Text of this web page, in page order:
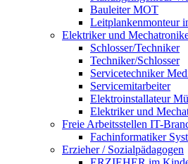
Bauleiter MOT
Leitplankenmonteur
Elektriker und
Schlosser/Techniker
Techniker/Schlosser
Servicetechniker
Servicemitarbeiter
Elektroinstallateur
Elektriker und
Freie Arbeitsstellen IT-
Fachinformatiker
Erzieher / Sozialpädagogen